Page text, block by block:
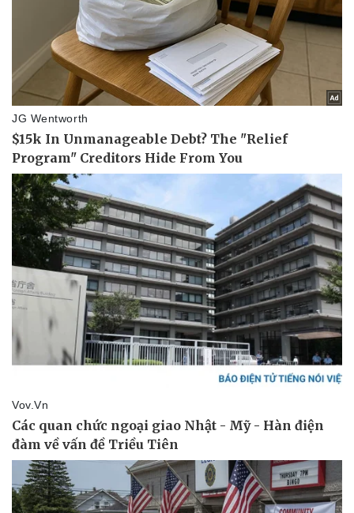
Pháp luật
Vụ án
Tin nóng
Tư vấn luật
Quân sự - Quốc phòng
Vũ khí
Việt Nam
Phân tích